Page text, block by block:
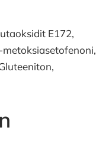
E172,